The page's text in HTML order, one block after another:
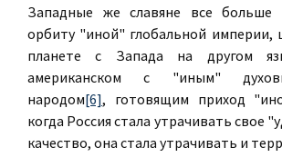
Западные же славяне все больше
орбиту "иной" глобальной империи,
планете с Запада на другом
американском с "иным"
народом[6], готовящим приход
когда Россия стала утрачивать свое
качество, она стала утрачивать и